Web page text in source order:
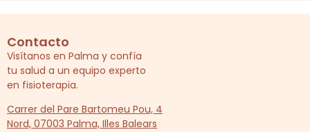
Contacto
Visítanos en Palma y confía
tu salud a un equipo experto
en fisioterapia.
Carrer del Pare Bartomeu Pou, 4
Nord, 07003 Palma, Illes Balears